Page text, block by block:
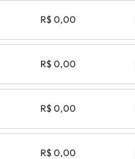
R$ 0,00
R$ 0,00
R$ 0,00
R$ 0,00